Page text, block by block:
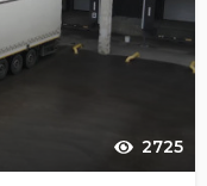
2725